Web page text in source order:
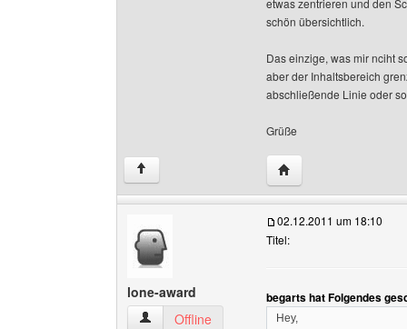
etwas zentrieren und den
schön übersichtlich.
Das einzige, was mir nciht
aber der Inhaltsbereich
abschließende Linie oder
Grüße
↑ Website dieses
lone-award
lone-award Benutzer-Profile anzeigen
Offline
02.12.2011 um 18:10
Titel:
begarts hat Folgendes
Hey,